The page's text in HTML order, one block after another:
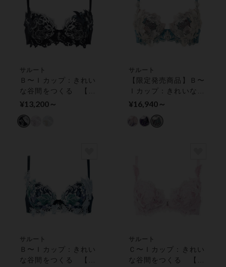
サルート
Ｂ〜Ｉカップ：きれい
な谷間をつくる 【プ
ッシュアップタイプ】
カップ）
¥13,200～
サルート
【限定発売商品】Ｂ〜
Ｉカップ：きれいな谷
間をつくる プッシュ
カップブラ
¥16,940～
サルート
Ｂ〜Ｉカップ：きれい
な谷間をつくる 【プ
サルート
Ｃ〜Ｉカップ：きれい
な谷間をつくる 【プ